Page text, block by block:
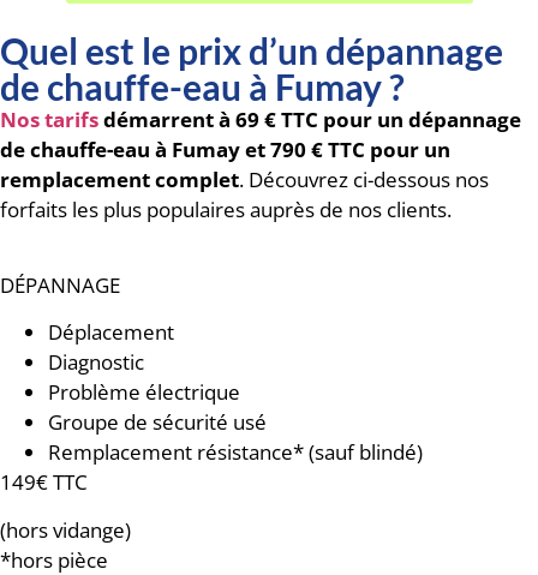
Quel est le prix d’un dépannage
de chauffe-eau à Fumay ?
Nos tarifsdémarrent à 69 € TTC pour un dépannage
de chauffe-eau à Fumayet 790 € TTC pour un
remplacement complet. Découvrez ci-dessous nos
forfaits les plus populaires auprès de nos clients.
DÉPANNAGE
Déplacement
Diagnostic
Problème électrique
Groupe de sécurité usé
Remplacement résistance* (sauf blindé)
149€ TTC
(hors vidange)
*hors pièce